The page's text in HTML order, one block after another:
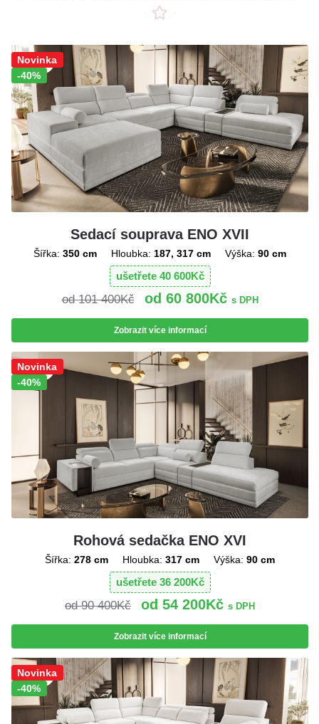
Sleva!
-40%
Novinka
Sedací souprava ENO XVII
Šířka: 350 cm Hloubka: 187, 317 cm Výška: 90 cm
ušetřete 40 600Kč
101 400Kč 60 800Kč s DPH
Zobrazit více informací
Sleva!
-40%
Novinka
Rohová sedačka ENO XVI
Šířka: 278 cm Hloubka: 317 cm Výška: 90 cm
ušetřete 36 200Kč
90 400Kč 54 200Kč s DPH
Zobrazit více informací
Sleva!
-40%
Novinka